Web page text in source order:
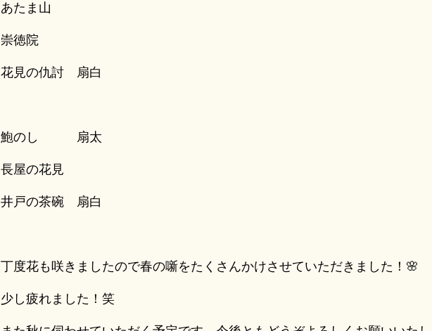
たま山
徳院
見の仇討 扇白
のし 扇太
屋の花見
戸の茶碗 扇白
花も咲きましたので春の噺をたくさんかけさせていただきました！🌸
疲れました！笑